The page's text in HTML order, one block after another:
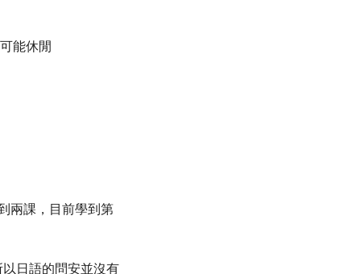
能休閒
兩課，目前學到第
以日語的問安並沒有